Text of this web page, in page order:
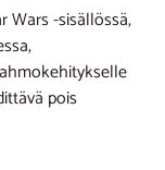
Wars -sisällössä,
pois